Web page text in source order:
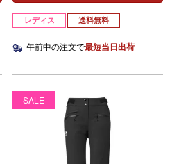
レディス 送料無料
午前中の注文で最短当日出荷
SALE